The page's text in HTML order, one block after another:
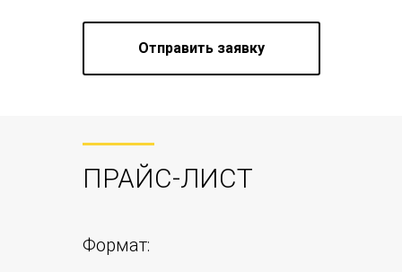
Отправить заявку
ПРАЙС-ЛИСТ
Формат: